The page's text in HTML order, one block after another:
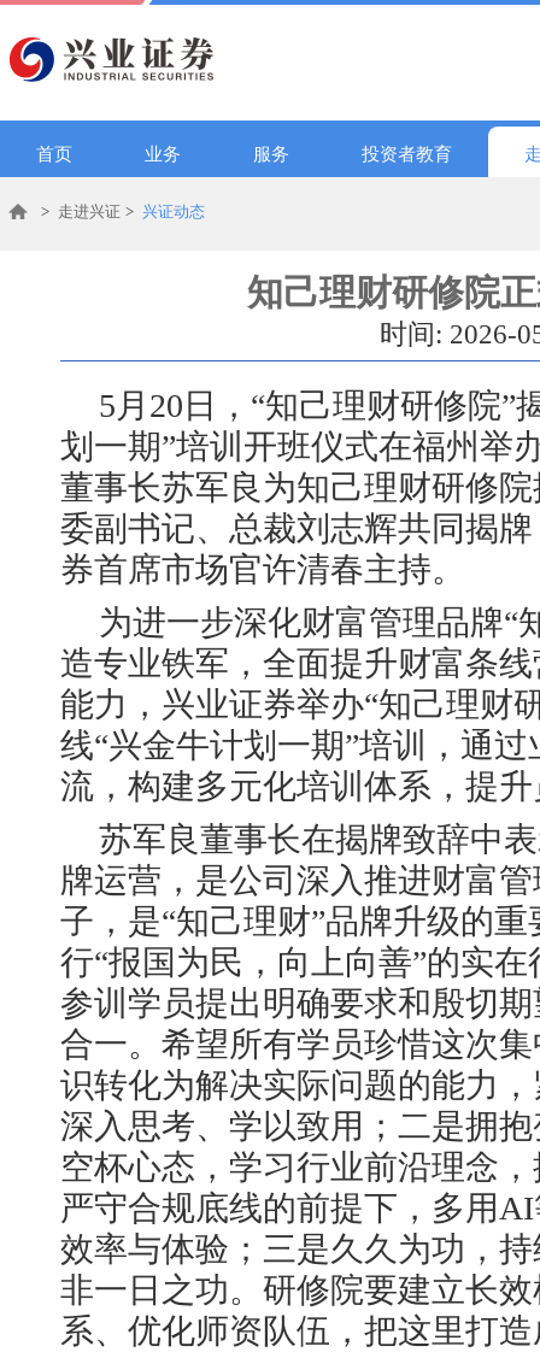
首页 业务 服务 投资者教育
> 走进兴证 > 兴证动态
知己理财研修院
时间: 2026-
5月20日，“知己理财研修院”
划一期”培训开班仪式在福州举
董事长苏军良为知己理财研修
委副书记、总裁刘志辉共同揭
券首席市场官许清春主持。
为进一步深化财富管理品牌“
造专业铁军，全面提升财富条
能力，兴业证券举办“知己理财
线“兴金牛计划一期”培训，通
流，构建多元化培训体系，提
苏军良董事长在揭牌致辞中
牌运营，是公司深入推进财富
子，是“知己理财”品牌升级的
行“报国为民，向上向善”的实
参训学员提出明确要求和殷切
合一。希望所有学员珍惜这次
识转化为解决实际问题的能力
深入思考、学以致用；二是拥
空杯心态，学习行业前沿理念
严守合规底线的前提下，多用
效率与体验；三是久久为功，
非一日之功。研修院要建立长
系、优化师资队伍，把这里打